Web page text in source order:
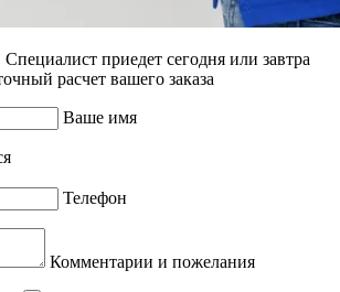
приедет сегодня или завтра
расчет вашего заказа
Ваше имя
Телефон
Комментарии и пожелания